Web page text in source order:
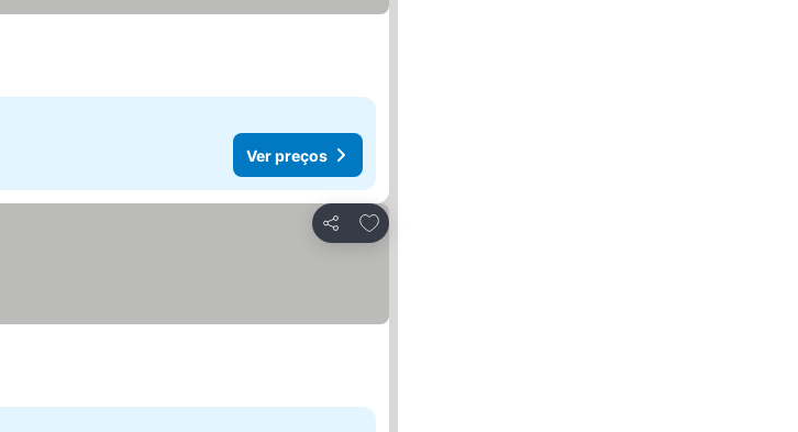
Ver preços
Partilhar
Adicionar aos favoritos